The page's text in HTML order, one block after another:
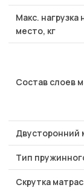
Макс.
место, кг
Состав слоев
Двусторонний
Тип
Скрутка